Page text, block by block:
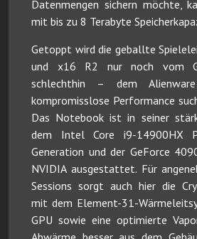
Datenmengen sichern möchte,
mit bis zu 8 Terabyte
Getoppt wird die geballte
und x16 R2 nur noch vom
schlechthin – dem
kompromisslose Performance
Das Notebook ist in seiner
dem Intel Core i9-14900HX
Generation und der GeForce
NVIDIA ausgestattet. Für
Sessions sorgt auch hier die
mit dem Element-31-
GPU sowie eine optimierte